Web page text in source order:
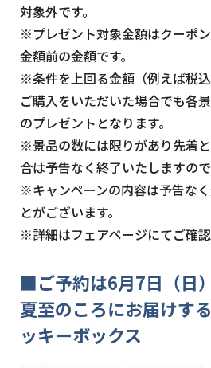
対象外です。
※プレゼント対象金額はクーポ
金額前の金額です。
※条件を上回る金額（例えば税
ご購入をいただいた場合でも各
のプレゼントとなります。
※景品の数には限りがあり先着
合は予告なく終了いたしますの
※キャンペーンの内容は予告な
とがございます。
※詳細はフェアページにてご確認
■ご予約は6月7日（日
夏至のころにお届けす
ッキーボックス